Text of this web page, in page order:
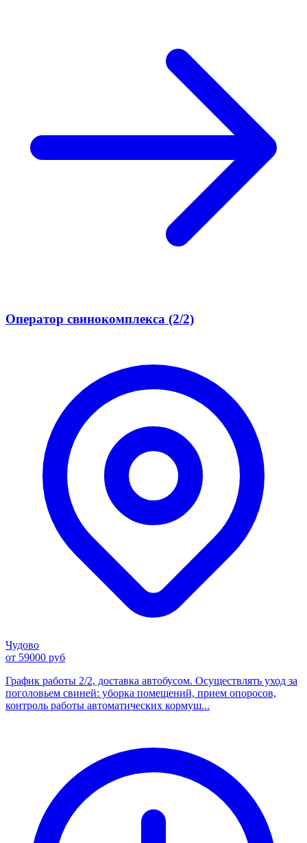
Оператор свинокомплекса (2/2)
Чудово
от 59000 руб
График работы 2/2, доставка автобусом. Осуществлять уход за
поголовьем свиней: уборка помещений, прием опоросов,
контроль работы автоматических кормуш...